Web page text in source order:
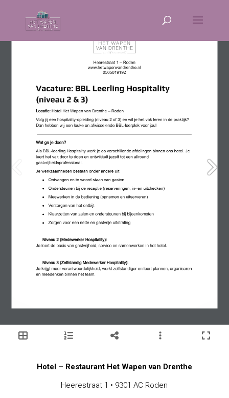
Hotel – Restaurant Het Wapen van Drenthe
Heerestraat 1 • 9301 AC Roden